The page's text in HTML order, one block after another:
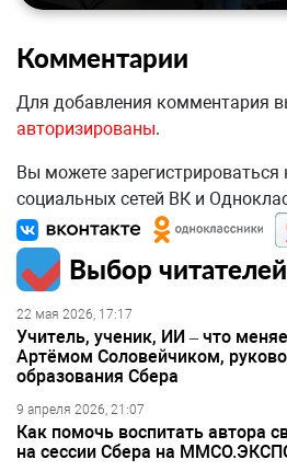
Комментарии
Для добавления комментария
авторизированы.
Вы можете
социальных сетей ВК и
Выбор читателей
22 мая 2026, 17:17
Учитель, ученик, ИИ – что
Артёмом Соловейчиком,
образования Сбера
9 апреля 2026, 21:07
Как помочь воспитать автора
на сессии Сбера на